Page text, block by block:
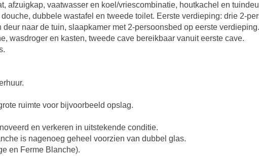
afzuigkap, vaatwasser en koel/vriescombinatie, houtkachel en
dubbele wastafel en tweede toilet. Eerste verdieping: drie 2-
naar de tuin, slaapkamer met 2-persoonsbed op eerste
wasdroger en kasten, tweede cave bereikbaar vanuit eerste cave.
ruimte voor bijvoorbeeld opslag.
en verkeren in uitstekende conditie.
is nagenoeg geheel voorzien van dubbel glas.
en Ferme Blanche).